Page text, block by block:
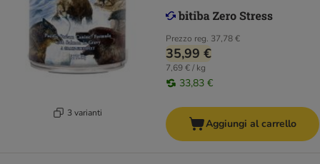
3 varianti
Prezzo reg. 37,78 €
35,99 €
7,69 € / kg
33,83 €
Aggiungi al carrello